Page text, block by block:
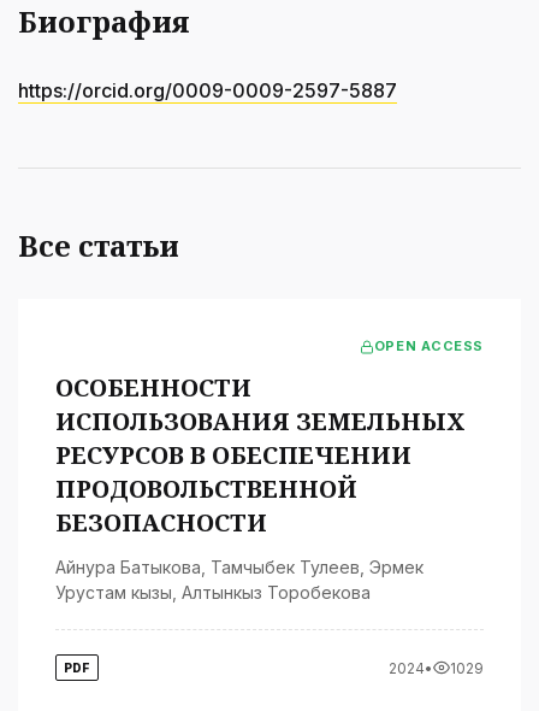
Биография
https://orcid.org/0009-0009-2597-5887
Все статьи
OPEN ACCESS
ОСОБЕННОСТИ
ИСПОЛЬЗОВАНИЯ ЗЕМЕЛЬНЫХ
РЕСУРСОВ В ОБЕСПЕЧЕНИИ
ПРОДОВОЛЬСТВЕННОЙ
БЕЗОПАСНОСТИ
Айнура Батыкова Тамчыбек Тулеев Эрмек
Урустам кызы Алтынкыз Торобекова
PDF 2024• 1029